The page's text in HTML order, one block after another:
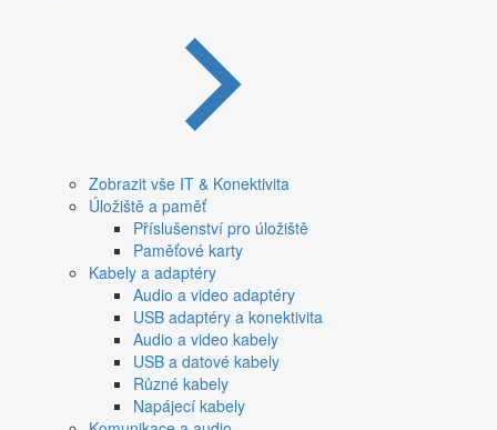
Zobrazit vše IT & Konektivita
Úložiště a paměť
Příslušenství pro úložiště
Paměťové karty
Kabely a adaptéry
Audio a video adaptéry
USB adaptéry a konektivita
Audio a video kabely
USB a datové kabely
Různé kabely
Napájecí kabely